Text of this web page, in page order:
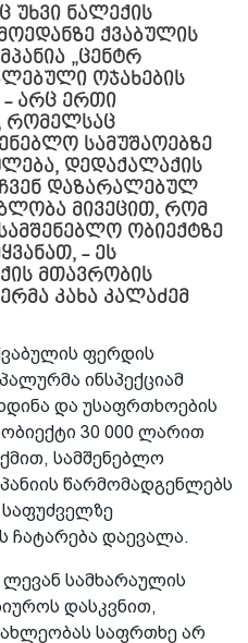
უხვი ნალექის
ქვაბულის
„ცენტრ
ოჯახების
- არც ერთი
რომელსაც
სამუშაოებზე
დედაქალაქის
დაზარალებულ
მივეცით, რომ
ობიექტზე
- ეს
მთავრობის
კახა კალაძემ
ფერდის
ინსპექციამ
და უსაფრთხოების
30 000 ლარით
სამშენებლო
წარმომადგენლებს
ჩატარება დაევალა.
სამხარაულის
დასკვნით,
საფრთხე არ